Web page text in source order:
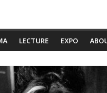
LECTURE EXPO